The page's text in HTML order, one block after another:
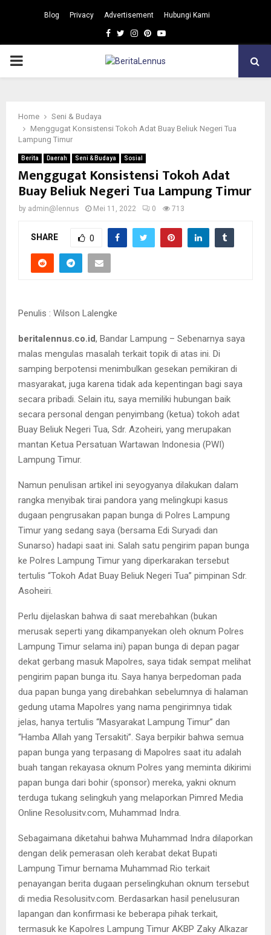
Blog Privacy Advertisement Hubungi Kami
Facebook
TwitterInstagram
Pinterest
Youtube
PRIMARY
Home
Seni & Budaya
Menggugat Konsistensi Tokoh Adat Buay Beliuk Negeri Tua
Lampung Timur
Berita Daerah Seni & Budaya Sosial
Menggugat Konsistensi Tokoh Adat
Buay Beliuk Negeri Tua Lampung Timur
by admin@lennus Mei 11, 2022 0 713
SHARE 0
Penulis : Wilson Lalengke
beritalennus.co.id, Bandar Lampung – Sebenarnya saya
malas mengulas masalah terkait topik di atas ini. Di
samping berpotensi menimbulkan gesekan pemikiran di
masyarakat, juga karena tidak ada kepentingan bagi saya
secara pribadi. Selain itu, saya memiliki hubungan baik
secara personal dengan penyimbang (ketua) tokoh adat
Buay Beliuk Negeri Tua, Sdr. Azoheiri, yang merupakan
mantan Ketua Persatuan Wartawan Indonesia (PWI)
Lampung Timur.
Namun penulisan artikel ini seyogyanya dilakukan dalam
rangka menyibak tirai pandora yang melingkupi kasus
dugaan pengrusakan papan bunga di Polres Lampung
Timur yang sedang saya (bersama Edi Suryadi dan
Sunarso) hadapi saat ini. Salah satu pengirim papan bunga
ke Polres Lampung Timur yang diperkarakan tersebut
tertulis “Tokoh Adat Buay Beliuk Negeri Tua” pimpinan Sdr.
Asoheiri.
Perlu dijelaskan bahwa di saat merebahkan (bukan
merusak seperti yang dikampanyekan oleh oknum Polres
Lampung Timur selama ini) papan bunga di depan pagar
dekat gerbang masuk Mapolres, saya tidak sempat melihat
pengirim papan bunga itu. Saya hanya berpedoman pada
dua papan bunga yang direbahkan sebelumnya di halaman
gedung utama Mapolres yang nama pengirimnya tidak
jelas, hanya tertulis “Masyarakat Lampung Timur” dan
“Hamba Allah yang Tersakiti”. Saya berpikir bahwa semua
papan bunga yang terpasang di Mapolres saat itu adalah
buah tangan rekayasa oknum Polres yang meminta dikirimi
papan bunga dari bohir (sponsor) mereka, yakni oknum
terduga tukang selingkuh yang melaporkan Pimred Media
Online Resolusitv.com, Muhammad Indra.
Sebagaimana diketahui bahwa Muhammad Indra dilaporkan
dengan delik pemerasan oleh kerabat dekat Bupati
Lampung Timur bernama Muhammad Rio terkait
penayangan berita dugaan perselingkuhan oknum tersebut
di media Resolusitv.com. Berdasarkan hasil penelusuran
lapangan dan konfirmasi ke beberapa pihak terkait,
termasuk ke Kapolres Lampung Timur AKBP Zaky Alkazar